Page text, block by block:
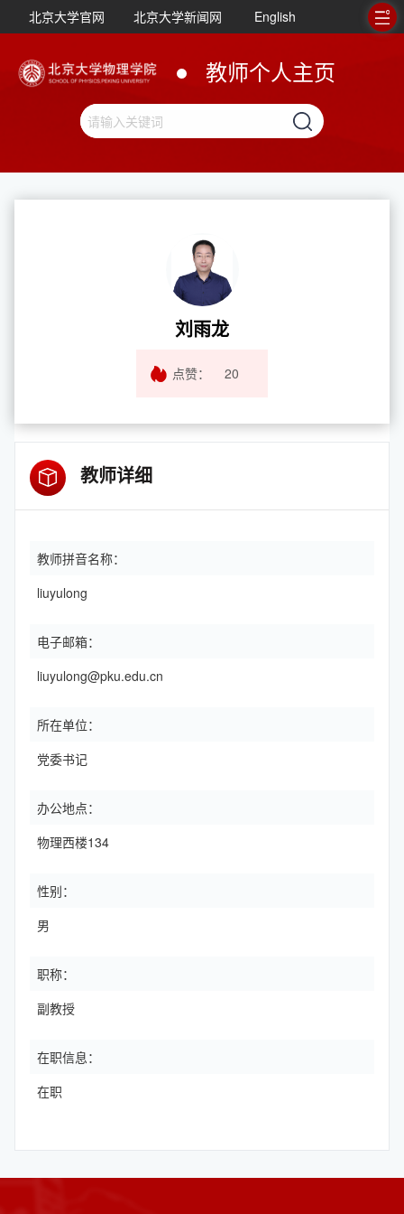
北京大学官网 北京大学新闻网 English
教师个人主页
刘雨龙
点赞： 20
教师详细
教师拼音名称：
liuyulong
电子邮箱：
liuyulong@pku.edu.cn
所在单位：
党委书记
办公地点：
物理西楼134
性别：
男
职称：
副教授
在职信息：
在职